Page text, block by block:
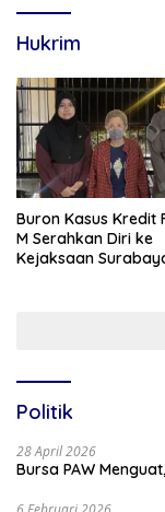
Hukrim
Buron Kasus Kredit
M Serahkan Diri ke
Kejaksaan
Politik
28 April 2026
Bursa PAW